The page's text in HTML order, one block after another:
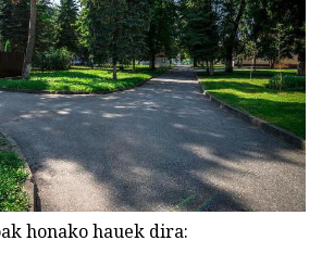
honako hauek dira: